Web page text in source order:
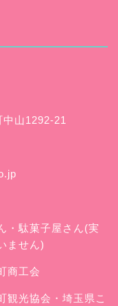
山1292-21
・駄菓子屋さん(実
ません)
商工会
観光協会・埼玉県こ